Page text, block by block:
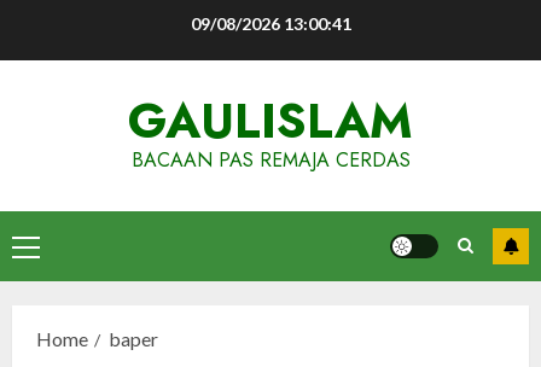
09/08/2026 13:00:42
GAULISLAM
BACAAN PAS REMAJA CERDAS
Primary
Menu
Home baper